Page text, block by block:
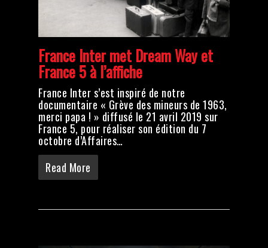
France Inter met Dream Way et
France 5 à l’affiche
France Inter s’est inspiré de notre
documentaire « Grève des mineurs de 1963,
merci papa ! » diffusé le 21 avril 2019 sur
France 5, pour réaliser son édition du 7
octobre d’Affaires…
Read More